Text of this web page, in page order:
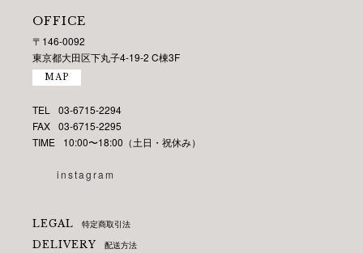
OFFICE
〒146-0092
東京都大田区下丸子4-19-2 C棟3F
MAP
TEL
03-6715-2294
FAX 03-6715-2295
TIME
10:00〜18:00（土日・祝休み）
instagram
LEGAL 特定商取引法
DELIVERY 配送方法